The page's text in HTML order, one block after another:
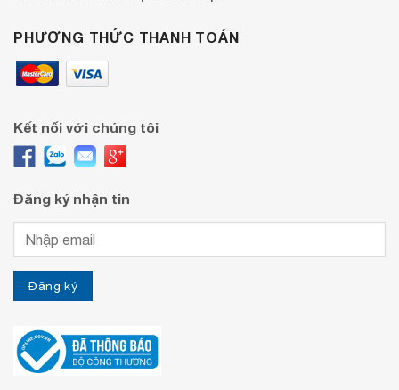
PHƯƠNG THỨC THANH TOÁN
Kết nối với chúng tôi
Đăng ký nhận tin